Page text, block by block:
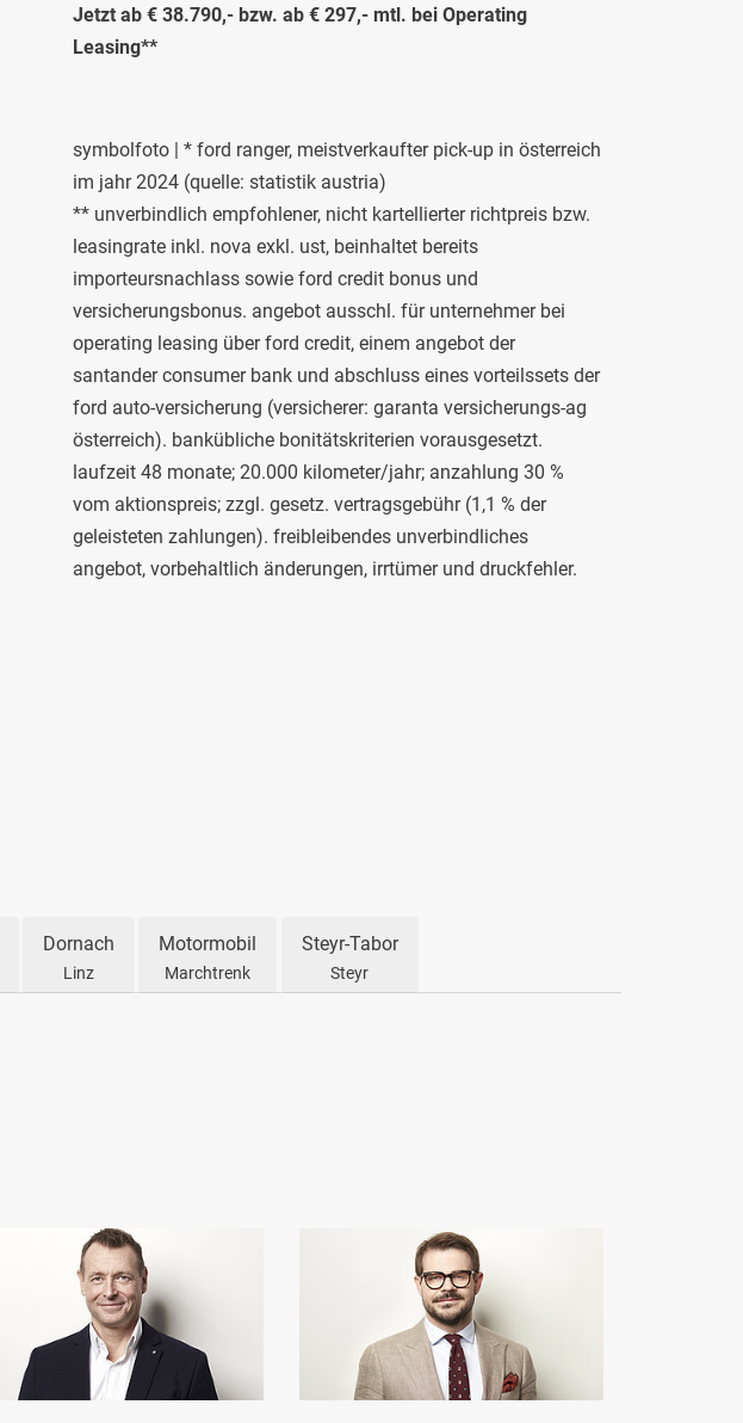
Jetzt ab € 38.790,- bzw. ab € 297,- mtl. bei Operating
Leasing**
symbolfoto | * ford ranger, meistverkaufter pick-up in österreich
im jahr 2024 (quelle: statistik austria)
** unverbindlich empfohlener, nicht kartellierter richtpreis bzw.
leasingrate inkl. nova exkl. ust, beinhaltet bereits
importeursnachlass sowie ford credit bonus und
versicherungsbonus. angebot ausschl. für unternehmer bei
operating leasing über ford credit, einem angebot der
santander consumer bank und abschluss eines vorteilssets der
ford auto-versicherung (versicherer: garanta versicherungs-ag
österreich). bankübliche bonitätskriterien vorausgesetzt.
laufzeit 48 monate; 20.000 kilometer/jahr; anzahlung 30 %
vom aktionspreis; zzgl. gesetz. vertragsgebühr (1,1 % der
geleisteten zahlungen). freibleibendes unverbindliches
angebot, vorbehaltlich änderungen, irrtümer und druckfehler.
Dornach
Linz
Motormobil
Marchtrenk
Steyr-Tabor
Steyr